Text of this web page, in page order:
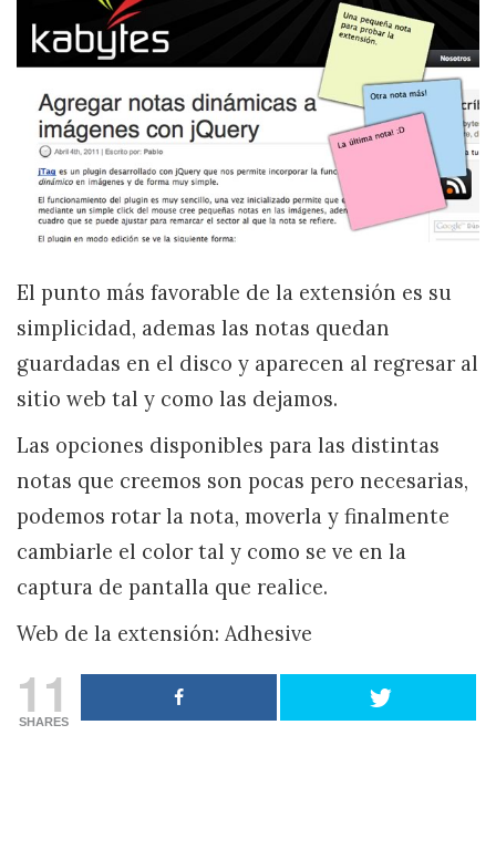
El punto más favorable de la extensión es su
simplicidad, ademas las notas quedan
guardadas en el disco y aparecen al regresar al
sitio web tal y como las dejamos.
Las opciones disponibles para las distintas
notas que creemos son pocas pero necesarias,
podemos rotar la nota, moverla y finalmente
cambiarle el color tal y como se ve en la
captura de pantalla que realice.
Web de la extensión: Adhesive
11
SHARES